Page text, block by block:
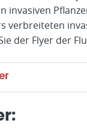
invasiven
verbreiteten
der Flyer der